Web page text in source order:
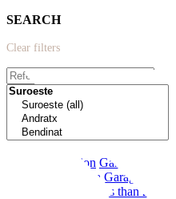
SEARCH
Clear filters
New construction Garden
First line to the sea Garage
Less than 20